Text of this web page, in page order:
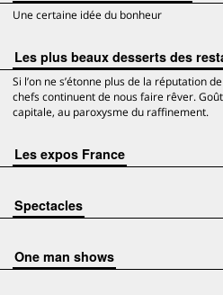
Une certaine idée du bonheur
Les plus beaux desserts des
Si l’on ne s’étonne plus de la réputation
chefs continuent de nous faire rêver.
capitale, au paroxysme du raffinement.
Les expos France
Spectacles
One man shows